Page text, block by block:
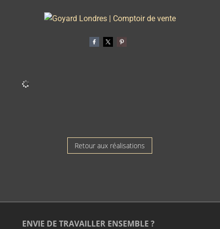
Retour aux réalisations
ENVIE DE TRAVAILLER ENSEMBLE ?